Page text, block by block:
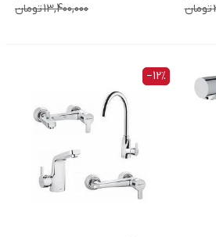
13,400,000 تومان
‎−12%